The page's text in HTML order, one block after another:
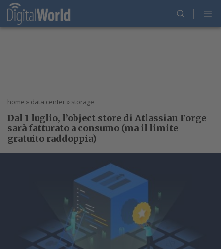
home » data center» storage
Dal 1 luglio, l’object store di Atlassian Forge
sarà fatturato a consumo (ma il limite
gratuito raddoppia)